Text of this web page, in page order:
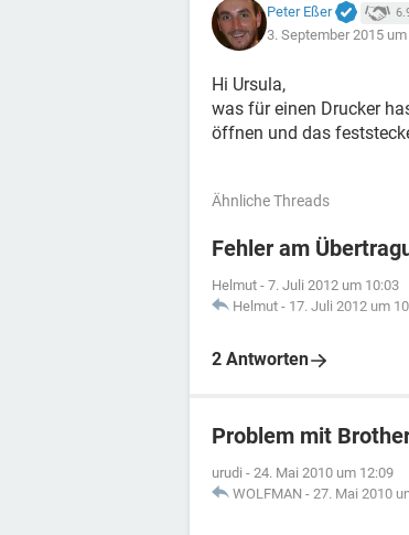
Peter Eßer
3. September 2015
Hi Ursula,
was für einen Drucker
öffnen und das
Ähnliche Threads
Fehler am
Helmut - 7. Juli 2012 um 10:03
Helmut - 17. Juli 2012 um
2 Antworten
Problem mit
urudi - 24. Mai 2010 um 12:09
WOLFMAN - 27. Mai 2010